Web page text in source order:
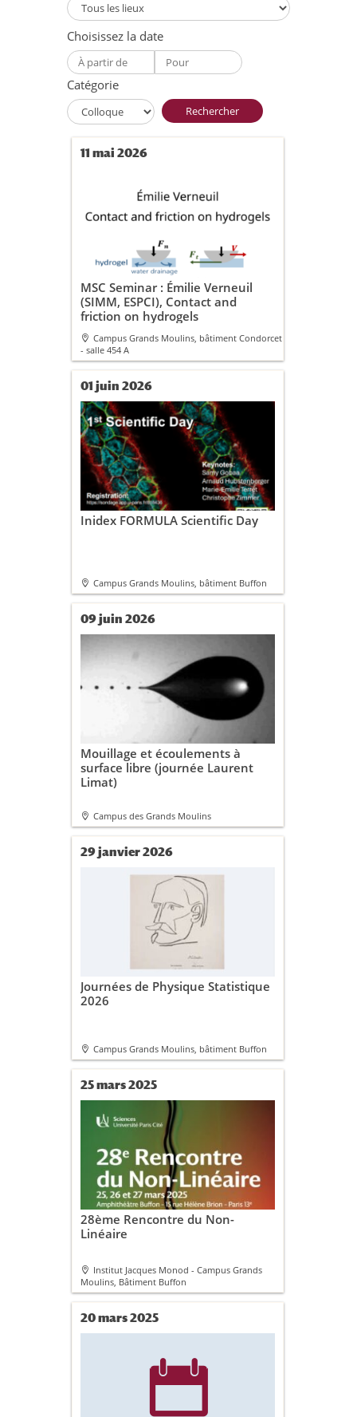
Choisissez la date
Catégorie
Rechercher
11 mai 2026
MSC Seminar : Émilie Verneuil
(SIMM, ESPCI), Contact and
friction on hydrogels
Campus Grands Moulins, bâtiment Condorcet
- salle 454 A
01 juin 2026
Inidex FORMULA Scientific Day
Campus Grands Moulins, bâtiment Buffon
09 juin 2026
Mouillage et écoulements à
surface libre (journée Laurent
Limat)
Campus des Grands Moulins
29 janvier 2026
Journées de Physique Statistique
2026
Campus Grands Moulins, bâtiment Buffon
25 mars 2025
28ème Rencontre du Non-
Linéaire
Institut Jacques Monod - Campus Grands
Moulins, Bâtiment Buffon
20 mars 2025
